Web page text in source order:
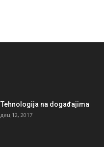
Tehnologija na događajima
дец 12, 2017